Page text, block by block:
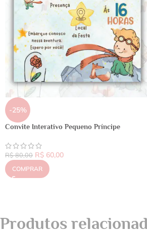
-25%
Convite Interativo Pequeno Príncipe
R$80,00 R$ 60,00
COMPRAR
Produtos